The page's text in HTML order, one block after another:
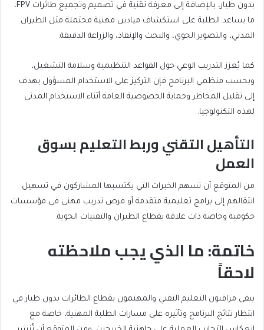
بدون طيار، بالإضافة إلى معرفة تقنية في تصميم وتجميع طائرات FPV،
ما يساعد الطلبة على استكشاف ميادين مهنية محتملة مثل الطيران
المدني، والتصوير الجوي، والبحث والإنقاذ، والزراعة الدقيقة.
كما يُعزز التدريب الوعي حول القواعد التنظيمية وسلامة التشغيل،
وبحسب منظمي البرنامج فإن التركيز على الاستخدام المسؤول يهدف
إلى تقليل المخاطر وحماية الخصوصية العامة أثناء الاستخدام المدني
لهذه التكنولوجيا.
التأهيل التقني وربط التعليم بسوق
العمل
من المتوقع أن تسهم الخبرات التي يكتسبها المشاركون في تسهيل
انتقالهم إلى برامج تعليمية متقدمة أو فرص تدريب مهني في مؤسسات
حكومية وخاصة ذات علاقة بقطاع الطيران والتقنيات الجوية.
خاتمة: ما الذي يجب ملاحظته
لاحقاً
يبقى مراقبون التعليم التقني والمهتمون بقطاع الطائرات بدون طيار في
انتظار نتائج البرنامج وتأثيره على مسارات الطلبة المهنية، خاصة مع